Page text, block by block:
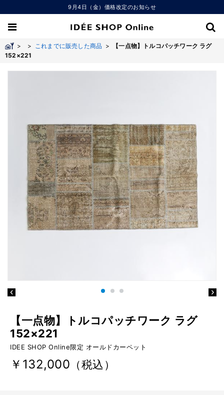
9月4日（金）価格改定のお知らせ
> > これまでに販売した商品 >
【一点物】トルコパッチワーク ラグ
152×221
【一点物】トルコパッチワーク ラグ
152×221
IDEE SHOP Online限定 オールドカーペット
￥132,000 （税込）